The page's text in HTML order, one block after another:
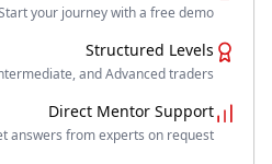
your journey with a free demo.
Structured Levels
and Advanced traders.
Direct Mentor Support
answers from experts on request.